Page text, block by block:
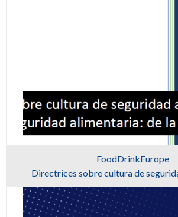
FoodDrinkEurope
Directrices sobre cultura de